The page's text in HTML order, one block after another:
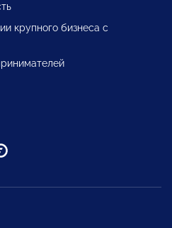
крупного бизнеса с